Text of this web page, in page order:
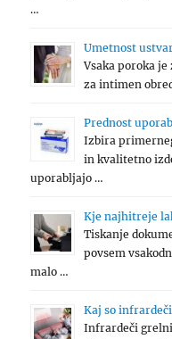
…
Umetnost
Vsaka poroka je
za intimen
Prednost
Izbira
in kvalitetno
uporabljajo …
Kje najhitreje
Tiskanje
povsem
malo …
Kaj so
Infrardeči